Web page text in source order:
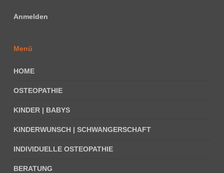
Anmelden
Menü
HOME
OSTEOPATHIE
KINDER | BABYS
KINDERWUNSCH | SCHWANGERSCHAFT
INDIVIDUELLE OSTEOPATHIE
BERATUNG